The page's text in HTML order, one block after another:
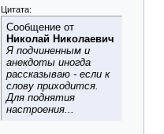
Цитата:
Сообщение от
Николай Николаевич
Я подчиненным и
анекдоты иногда
рассказываю - если к
слову приходится.
Для поднятия
настроения...